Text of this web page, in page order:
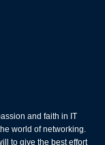
and faith in IT
world of networking.
to give the best effort